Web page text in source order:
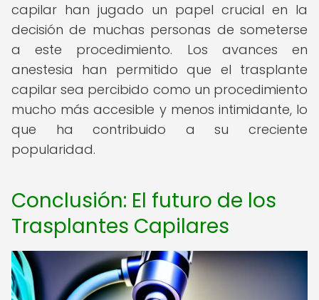
capilar han jugado un papel crucial en la
decisión de muchas personas de someterse
a este procedimiento. Los avances en
anestesia han permitido que el trasplante
capilar sea percibido como un procedimiento
mucho más accesible y menos intimidante, lo
que ha contribuido a su creciente
popularidad.
Conclusión: El futuro de los
Trasplantes Capilares